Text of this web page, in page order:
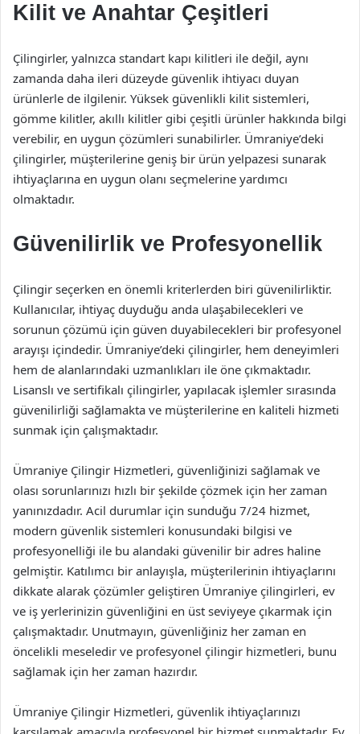
Kilit ve Anahtar Çeşitleri
Çilingirler, yalnızca standart kapı kilitleri ile değil, aynı
zamanda daha ileri düzeyde güvenlik ihtiyacı duyan
ürünlerle de ilgilenir. Yüksek güvenlikli kilit sistemleri,
gömme kilitler, akıllı kilitler gibi çeşitli ürünler hakkında bilgi
verebilir, en uygun çözümleri sunabilirler. Ümraniye’deki
çilingirler, müşterilerine geniş bir ürün yelpazesi sunarak
ihtiyaçlarına en uygun olanı seçmelerine yardımcı
olmaktadır.
Güvenilirlik ve Profesyonellik
Çilingir seçerken en önemli kriterlerden biri güvenilirliktir.
Kullanıcılar, ihtiyaç duyduğu anda ulaşabilecekleri ve
sorunun çözümü için güven duyabilecekleri bir profesyonel
arayışı içindedir. Ümraniye’deki çilingirler, hem deneyimleri
hem de alanlarındaki uzmanlıkları ile öne çıkmaktadır.
Lisanslı ve sertifikalı çilingirler, yapılacak işlemler sırasında
güvenilirliği sağlamakta ve müşterilerine en kaliteli hizmeti
sunmak için çalışmaktadır.
Ümraniye Çilingir Hizmetleri, güvenliğinizi sağlamak ve
olası sorunlarınızı hızlı bir şekilde çözmek için her zaman
yanınızdadır. Acil durumlar için sunduğu 7/24 hizmet,
modern güvenlik sistemleri konusundaki bilgisi ve
profesyonelliği ile bu alandaki güvenilir bir adres haline
gelmiştir. Katılımcı bir anlayışla, müşterilerinin ihtiyaçlarını
dikkate alarak çözümler geliştiren Ümraniye çilingirleri, ev
ve iş yerlerinizin güvenliğini en üst seviyeye çıkarmak için
çalışmaktadır. Unutmayın, güvenliğiniz her zaman en
öncelikli meseledir ve profesyonel çilingir hizmetleri, bunu
sağlamak için her zaman hazırdır.
Ümraniye Çilingir Hizmetleri, güvenlik ihtiyaçlarınızı